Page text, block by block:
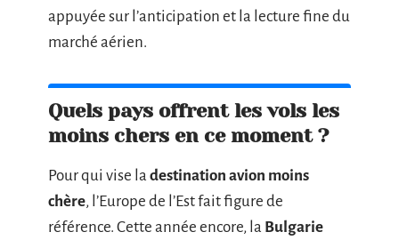
appuyée sur l’anticipation et la lecture fine du
marché aérien.
Quels pays offrent les vols les
moins chers en ce moment ?
Pour qui vise la destination avion moins
chère, l’Europe de l’Est fait figure de
référence. Cette année encore, la Bulgarie